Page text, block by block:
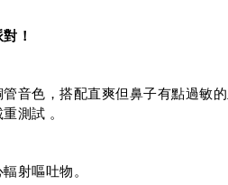
！
音色，搭配直爽但鼻子有點過敏
測試 。
射嘔吐物。